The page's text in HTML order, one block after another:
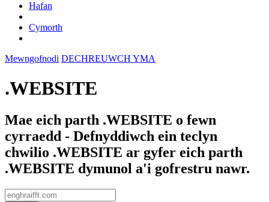
Hafan
Cymorth
Mewngofnodi DECHREUWCH YMA
.WEBSITE
Mae eich parth .WEBSITE o fewn
cyrraedd - Defnyddiwch ein teclyn
chwilio .WEBSITE ar gyfer eich parth
.WEBSITE dymunol a'i gofrestru nawr.